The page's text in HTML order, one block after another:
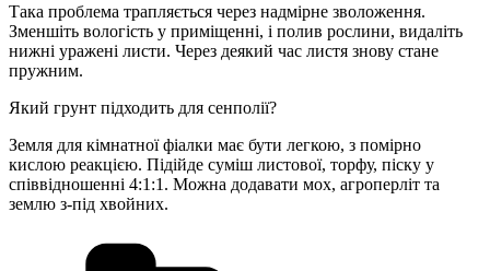
Така проблема трапляється через надмірне зволоження.
Зменшіть вологість у приміщенні, і полив рослини, видаліть
нижні уражені листи. Через деякий час листя знову стане
пружним.
Який грунт підходить для сенполії?
Земля для кімнатної фіалки має бути легкою, з помірно
кислою реакцією. Підійде суміш листової, торфу, піску у
співвідношенні 4:1:1. Можна додавати мох, агроперліт та
землю з-під хвойних.